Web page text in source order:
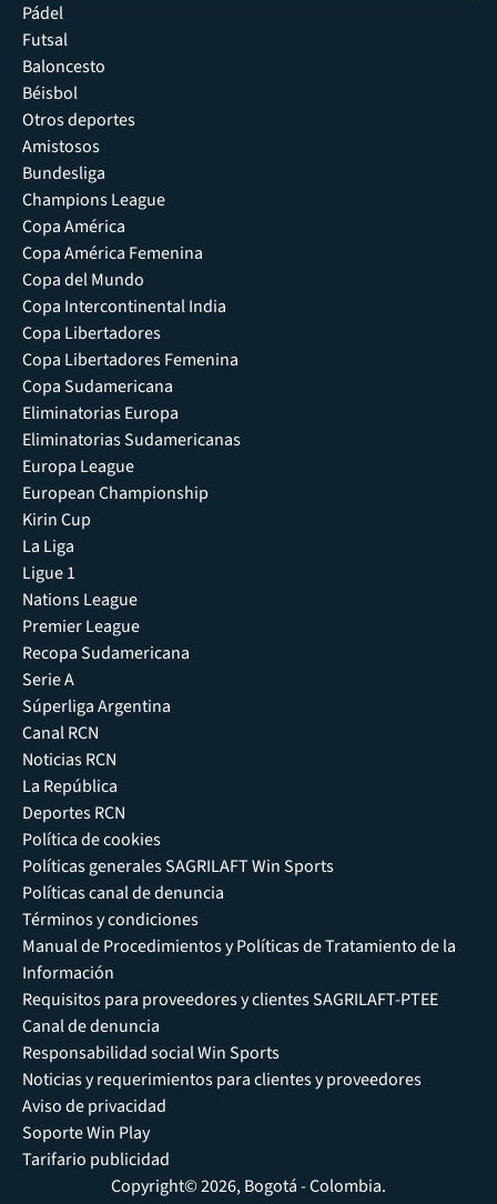
Pádel
Futsal
Baloncesto
Béisbol
Otros deportes
Amistosos
Bundesliga
Champions League
Copa América
Copa América Femenina
Copa del Mundo
Copa Intercontinental India
Copa Libertadores
Copa Libertadores Femenina
Copa Sudamericana
Eliminatorias Europa
Eliminatorias Sudamericanas
Europa League
European Championship
Kirin Cup
La Liga
Ligue 1
Nations League
Premier League
Recopa Sudamericana
Serie A
Súperliga Argentina
Canal RCN
Noticias RCN
La República
Deportes RCN
Política de cookies
Políticas generales SAGRILAFT Win Sports
Políticas canal de denuncia
Términos y condiciones
Manual de Procedimientos y Políticas de Tratamiento de la
Información
Requisitos para proveedores y clientes SAGRILAFT-PTEE
Canal de denuncia
Responsabilidad social Win Sports
Noticias y requerimientos para clientes y proveedores
Aviso de privacidad
Soporte Win Play
Tarifario publicidad
Copyright© 2026, Bogotá - Colombia.